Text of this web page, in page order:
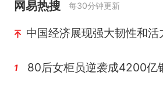
网易热搜 每30分钟更新
中国经济展现强大韧性和活
1